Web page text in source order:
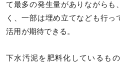
て最多の発生量がありながらも
く、一部は埋め立てなども行
活用が期待できる。
下水汚泥を肥料化しているも